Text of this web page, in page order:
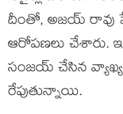
దీంతో, అజయ్ రావు
ఆరోపణలు చేశారు.
సంజయ్ చేసిన
రేపుతున్నాయి.